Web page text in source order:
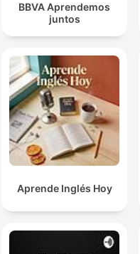
BBVA Aprendemos
juntos
Aprende Inglés Hoy